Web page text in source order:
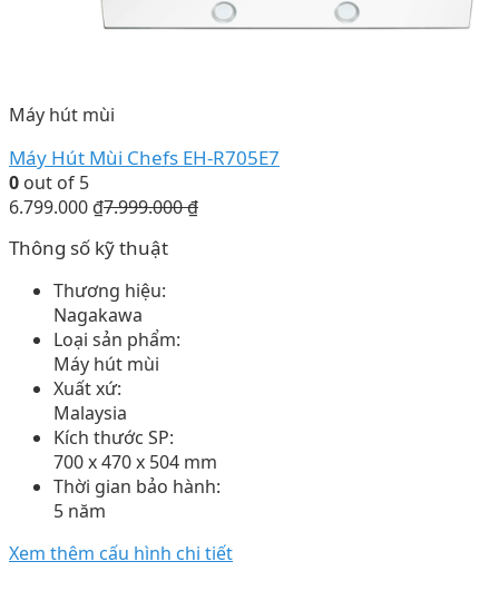
Máy hút mùi
Máy Hút Mùi Chefs EH-R705E7
0 out of 5
6.799.000 ₫7.999.000₫
Thông số kỹ thuật
Thương hiệu:
Nagakawa
Loại sản phẩm:
Máy hút mùi
Xuất xứ:
Malaysia
Kích thước SP:
700 x 470 x 504 mm
Thời gian bảo hành:
5 năm
Xem thêm cấu hình chi tiết